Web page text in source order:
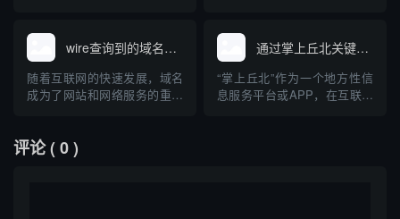
群”这样的社区组织，如何通过
群体资源、技术手段高效查找
相关域名，成为业主们关注的
话题。本文将介绍域名的基础
升。用户或企业在选择外露灯
串产品时，经常通过关键词搜
索，以获得相关的资讯、产品
或供应商信息。本文介绍了通
wire查询到的域名网站
随着互联网的快速发展，域名
成为了网站和网络服务的重要
具或关键词，帮助用户查询特
定的域名及其相关信息。本文
通过掌上丘北关键词查询到的域名
“掌上丘北”作为一个地方性信
息服务平台或APP，在互联网
评论( 0 )